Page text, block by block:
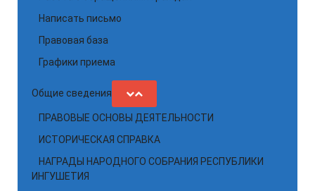
Написать письмо
Правовая база
Графики приема
Общие сведения
ПРАВОВЫЕ ОСНОВЫ ДЕЯТЕЛЬНОСТИ
ИСТОРИЧЕСКАЯ СПРАВКА
НАГРАДЫ НАРОДНОГО СОБРАНИЯ РЕСПУБЛИКИ
ИНГУШЕТИЯ